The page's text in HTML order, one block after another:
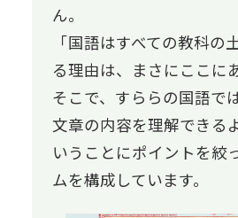
ん。
「国語はすべての教科の
る理由は、まさにここに
そこで、すららの国語で
文章の内容を理解できる
いうことにポイントを絞
ムを構成しています。